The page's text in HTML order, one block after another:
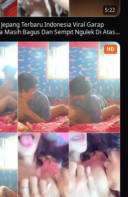
5:22
Terbaru Indonesia Viral Garap
Masih Bagus Dan Sempit Ngulek Di Atas
Viral
HD